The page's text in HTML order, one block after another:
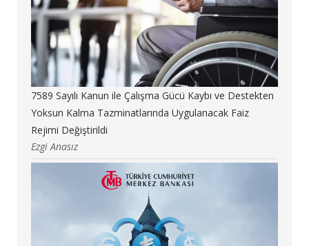
7589 Sayılı Kanun ile Çalışma Gücü Kaybı ve Destekten
Yoksun Kalma Tazminatlarında Uygulanacak Faiz
Rejimi Değiştirildi
Ezgi Anasız